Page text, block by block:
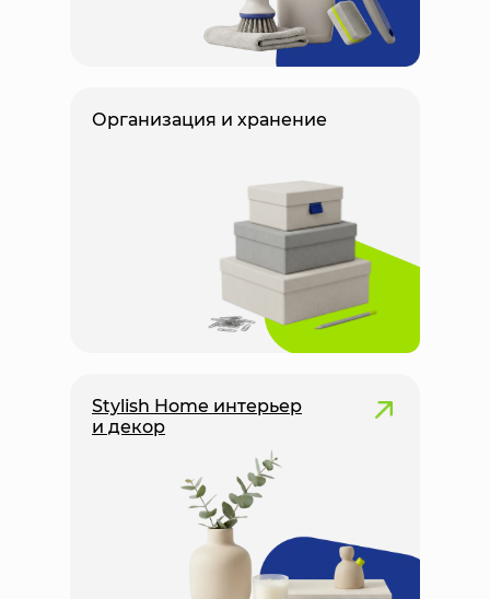
Stylish Home интерьер
и декор
Организация и хранение